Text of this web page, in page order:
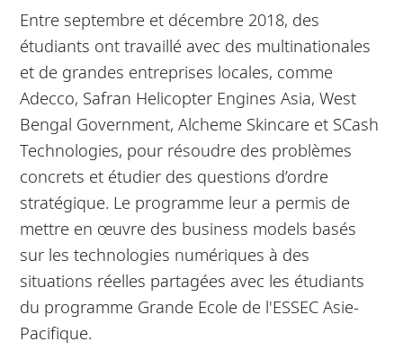
Entre septembre et décembre 2018, des
étudiants ont travaillé avec des multinationales
et de grandes entreprises locales, comme
Adecco, Safran Helicopter Engines Asia, West
Bengal Government, Alcheme Skincare et SCash
Technologies, pour résoudre des problèmes
concrets et étudier des questions d’ordre
stratégique. Le programme leur a permis de
mettre en œuvre des business models basés
sur les technologies numériques à des
situations réelles partagées avec les étudiants
du programme Grande Ecole de l'ESSEC Asie-
Pacifique.